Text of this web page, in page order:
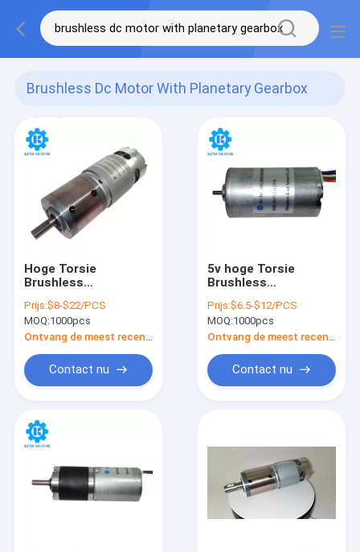
Brushless Dc Motor With Planetary Gearbox
(116)
Hoge Torsie
Brushless
met Planetarische
Versnellingsbak
42mm Diameter
Prijs:$8-$22/PCS
MOQ:1000pcs
Contact nu
5v hoge Torsie
Brushless
28mm Diameter
Multiapplication
Prijs:$6.5-$12/PCS
MOQ:1000pcs
Contact nu